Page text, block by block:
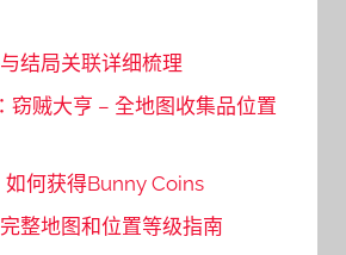
结局关联详细梳理
窃贼大亨 – 全地图收集品位置
何获得Bunny Coins
整地图和位置等级指南